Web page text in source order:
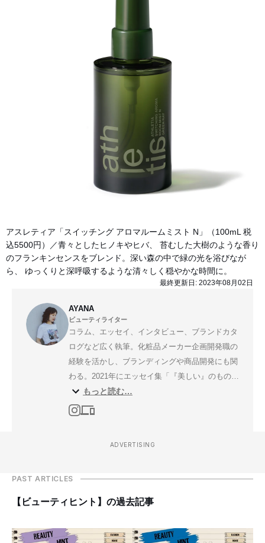
アスレティア「スイッチング アロマルームミスト N」（100mL 税
込5500円）／青々としたヒノキやヒバ、 苔むした大樹のような香り
のフランキンセンスをブレンド。深い森の中で緑の光を浴びなが
ら、 ゆっくりと深呼吸するような清々しく穏やかな時間に。
最終更新日: 2023年08月02日
AYANA
ビューティライター
コラム、エッセイ、インタビュー、ブランドカタ
ログなど広く執筆。化粧品メーカー企画開発職の
経験を活かし、ブランディングや商品開発にも関
わる。2021年にエッセイ集「『美しい』のものさ
し」（双葉社）を上梓。文章講座EMOTIONAL
WRITING METHOD（#エモ文）を主宰するほ
もっと読む…
ADVERTISING
PAST ARTICLES
【ビューティヒント】の過去記事